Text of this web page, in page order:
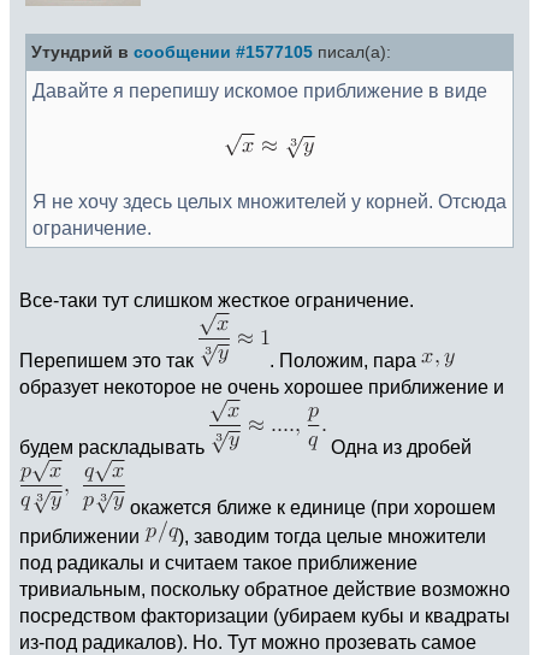
Утундрий в сообщении #1577105 писал(а):
Давайте я перепишу искомое приближение в виде
Я не хочу здесь целых множителей у корней. Отсюда
ограничение.
Все-таки тут слишком жесткое ограничение.
Перепишем это так
. Положим, пара
образует некоторое не очень хорошее приближение и
будем раскладывать Одна из дробей
окажется ближе к единице (при хорошем
приближении
), заводим тогда целые множители
под радикалы и считаем такое приближение
тривиальным, поскольку обратное действие возможно
посредством факторизации (убираем кубы и квадраты
из-под радикалов). Но. Тут можно прозевать самое